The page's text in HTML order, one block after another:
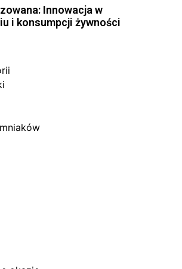
Innowacja w
i konsumpcji żywności